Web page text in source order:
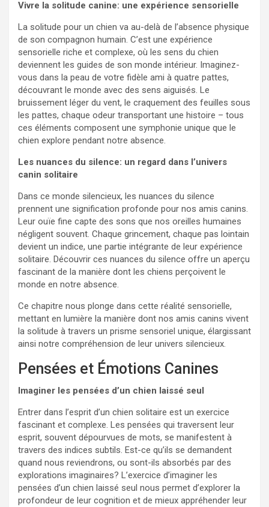
Vivre la solitude canine: une expérience sensorielle
La solitude pour un chien va au-delà de l’absence physique
de son compagnon humain. C’est une expérience
sensorielle riche et complexe, où les sens du chien
deviennent les guides de son monde intérieur. Imaginez-
vous dans la peau de votre fidèle ami à quatre pattes,
découvrant le monde avec des sens aiguisés. Le
bruissement léger du vent, le craquement des feuilles sous
les pattes, chaque odeur transportant une histoire – tous
ces éléments composent une symphonie unique que le
chien explore pendant notre absence.
Les nuances du silence: un regard dans l’univers
canin solitaire
Dans ce monde silencieux, les nuances du silence
prennent une signification profonde pour nos amis canins.
Leur ouïe fine capte des sons que nos oreilles humaines
négligent souvent. Chaque grincement, chaque pas lointain
devient un indice, une partie intégrante de leur expérience
solitaire. Découvrir ces nuances du silence offre un aperçu
fascinant de la manière dont les chiens perçoivent le
monde en notre absence.
Ce chapitre nous plonge dans cette réalité sensorielle,
mettant en lumière la manière dont nos amis canins vivent
la solitude à travers un prisme sensoriel unique, élargissant
ainsi notre compréhension de leur univers silencieux.
Pensées et Émotions Canines
Imaginer les pensées d’un chien laissé seul
Entrer dans l’esprit d’un chien solitaire est un exercice
fascinant et complexe. Les pensées qui traversent leur
esprit, souvent dépourvues de mots, se manifestent à
travers des indices subtils. Est-ce qu’ils se demandent
quand nous reviendrons, ou sont-ils absorbés par des
explorations imaginaires? L’exercice d’imaginer les
pensées d’un chien laissé seul nous permet d’explorer la
profondeur de leur cognition et de mieux appréhender leur